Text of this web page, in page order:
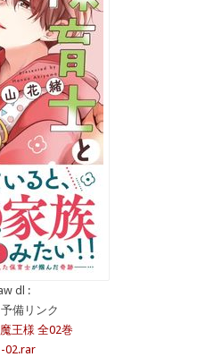
dl :
備リンク
王様 全02巻
02.rar